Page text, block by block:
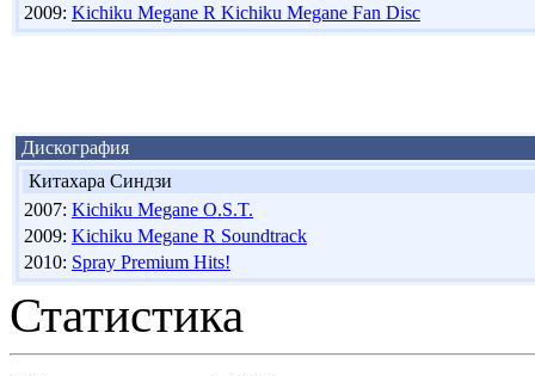
2009: Kichiku Megane R Kichiku Megane Fan Disc
Дискография
Китахара Синдзи
2007: Kichiku Megane O.S.T.
2009: Kichiku Megane R Soundtrack
2010: Spray Premium Hits!
Статистика